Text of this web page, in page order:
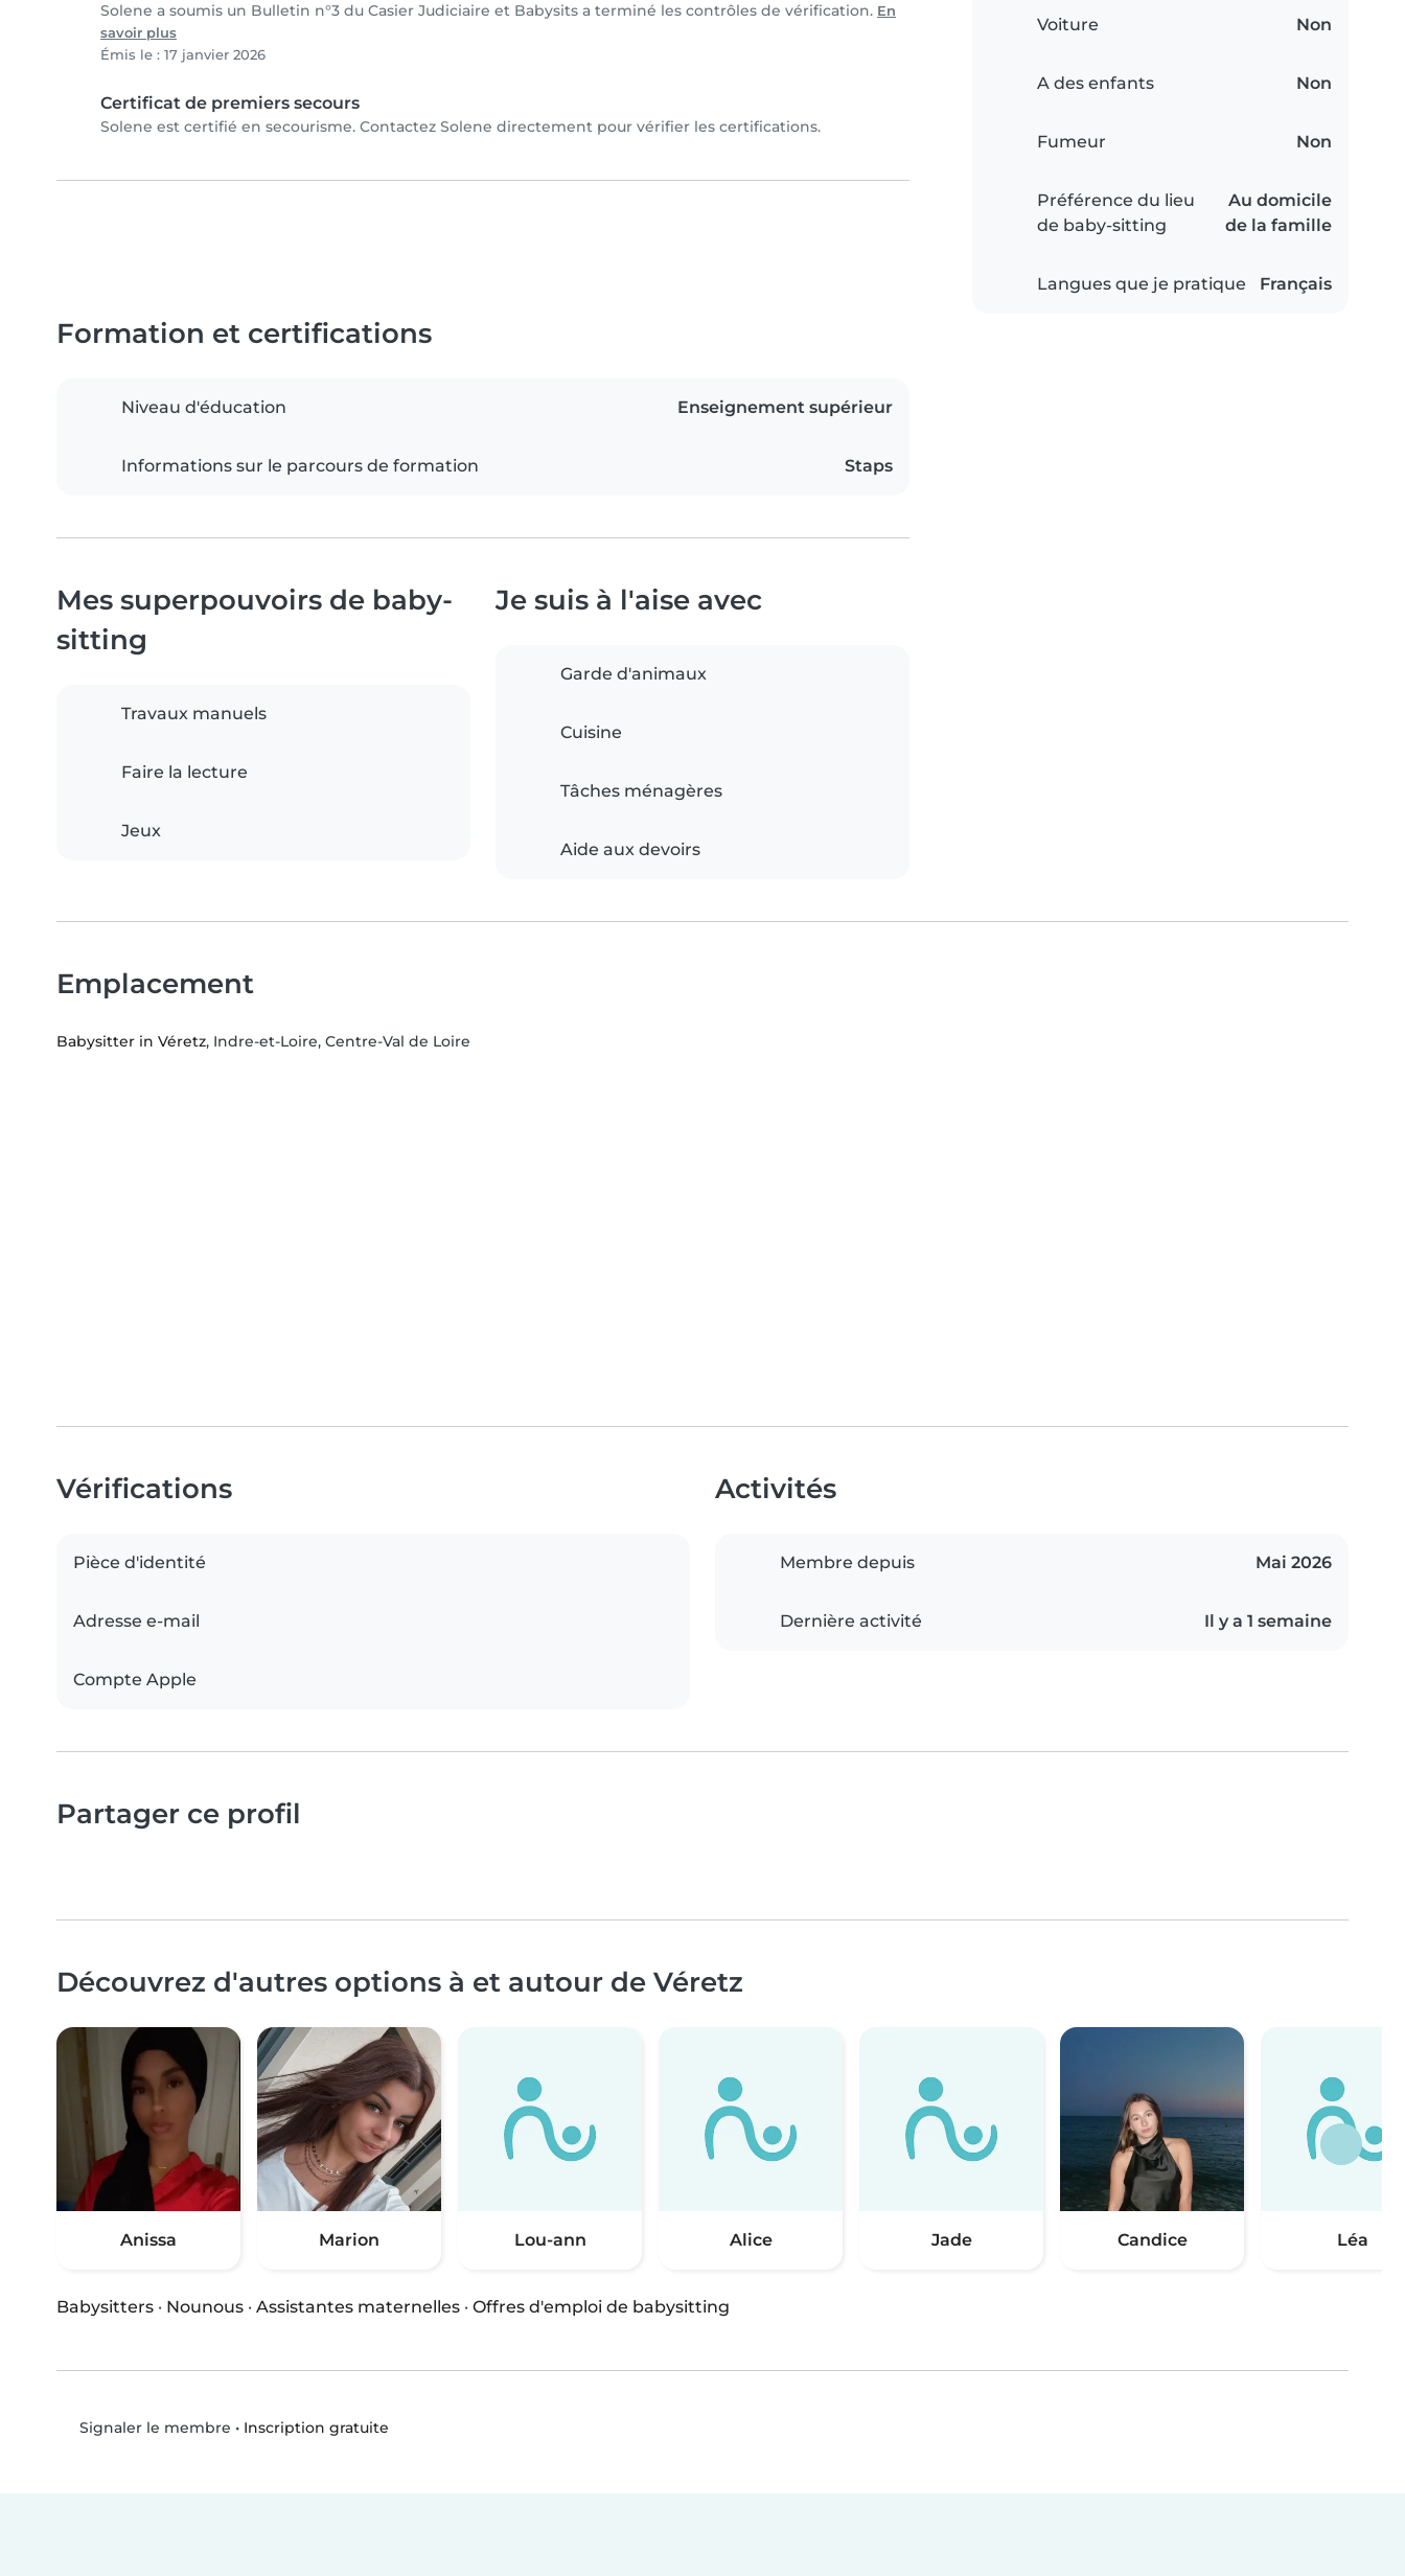
Solene a soumis un Bulletin n°3 du Casier Judiciaire et Babysits a terminé les contrôles de vérification. En
savoir plus
Émis le : 17 janvier 2026
Certificat de premiers secours
Solene est certifié en secourisme. Contactez Solene directement pour vérifier les certifications.
Voiture Non
A des enfants Non
Fumeur Non
Préférence du lieu
de baby-sitting
Au domicile
de la famille
Langues que je pratique Français
Formation et certifications
Niveau d'éducation Enseignement supérieur
Informations sur le parcours de formation Staps
Mes superpouvoirs de baby-
sitting
Travaux manuels
Faire la lecture
Jeux
Je suis à l'aise avec
Garde d'animaux
Cuisine
Tâches ménagères
Aide aux devoirs
Emplacement
Babysitter in Véretz, Indre-et-Loire, Centre-Val de Loire
Vérifications
Pièce d'identité
Adresse e-mail
Compte Apple
Activités
Membre depuis Mai 2026
Dernière activité Il y a 1 semaine
Partager ce profil
Découvrez d'autres options à et autour de Véretz
Anissa Marion Lou-ann Alice Jade Candice Léa
Babysitters · Nounous · Assistantes maternelles · Offres d'emploi de babysitting
Signaler le membre • Inscription gratuite